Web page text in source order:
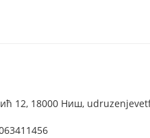
12, 18000 Ниш,